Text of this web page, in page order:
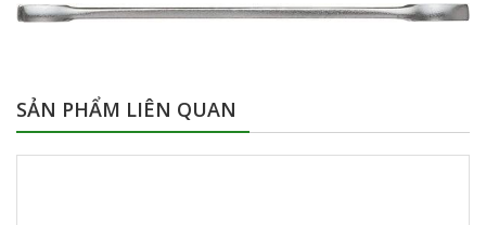
SẢN PHẨM LIÊN QUAN